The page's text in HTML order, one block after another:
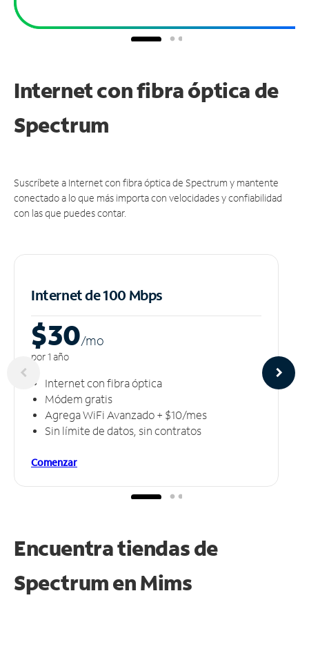
Internet con fibra óptica de
Spectrum
Suscríbete a Internet con fibra óptica de Spectrum y mantente
conectado a lo que más importa con velocidades y confiabilidad
con las que puedes contar.
Internet de 100 Mbps
$30/mo
por 1 año
Internet con fibra óptica
Módem gratis
Agrega WiFi Avanzado + $10/mes
Sin límite de datos, sin contratos
Comenzar
Encuentra tiendas de
Spectrum enMims